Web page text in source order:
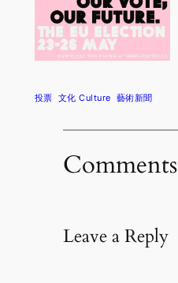
投票 文化 Culture 藝術新聞
Comments
Leave a Reply